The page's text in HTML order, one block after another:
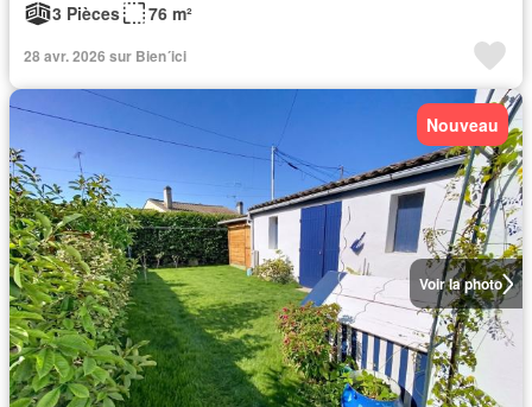
3 Pièces
76 m²
28 avr. 2026 sur Bien´ici
Voir la photo
Nouveau